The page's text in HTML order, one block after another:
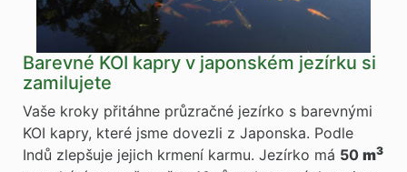
Barevné KOI kapry v japonském jezírku si
zamilujete
Vaše kroky přitáhne průzračné jezírko s barevnými
KOI kapry, které jsme dovezli z Japonska. Podle
Indů zlepšuje jejich krmení karmu. Jezírko má 50 m3